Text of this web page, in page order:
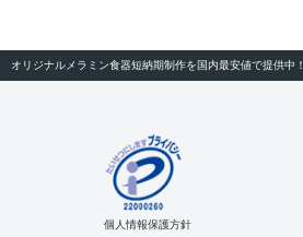
オリジナルメラミン食器短納期制作を国内最安値で提供中！
個人情報保護方針